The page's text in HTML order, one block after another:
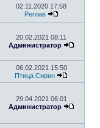
02.11.2020 17:58
Реглав
20.02.2021 08:11
Администратор
06.02.2021 15:50
Птица Сирин
29.04.2021 06:01
Администратор